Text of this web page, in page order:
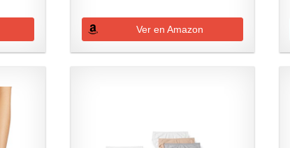
Ver en Amazon